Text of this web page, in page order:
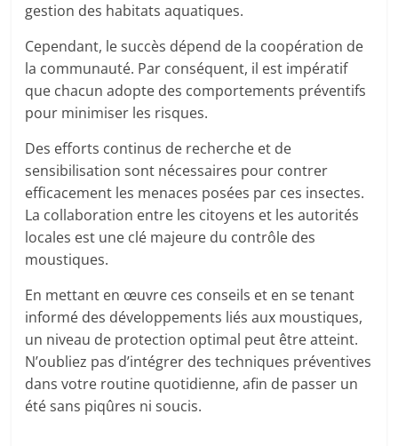
gestion des habitats aquatiques.
Cependant, le succès dépend de la coopération de
la communauté. Par conséquent, il est impératif
que chacun adopte des comportements préventifs
pour minimiser les risques.
Des efforts continus de recherche et de
sensibilisation sont nécessaires pour contrer
efficacement les menaces posées par ces insectes.
La collaboration entre les citoyens et les autorités
locales est une clé majeure du contrôle des
moustiques.
En mettant en œuvre ces conseils et en se tenant
informé des développements liés aux moustiques,
un niveau de protection optimal peut être atteint.
N’oubliez pas d’intégrer des techniques préventives
dans votre routine quotidienne, afin de passer un
été sans piqûres ni soucis.